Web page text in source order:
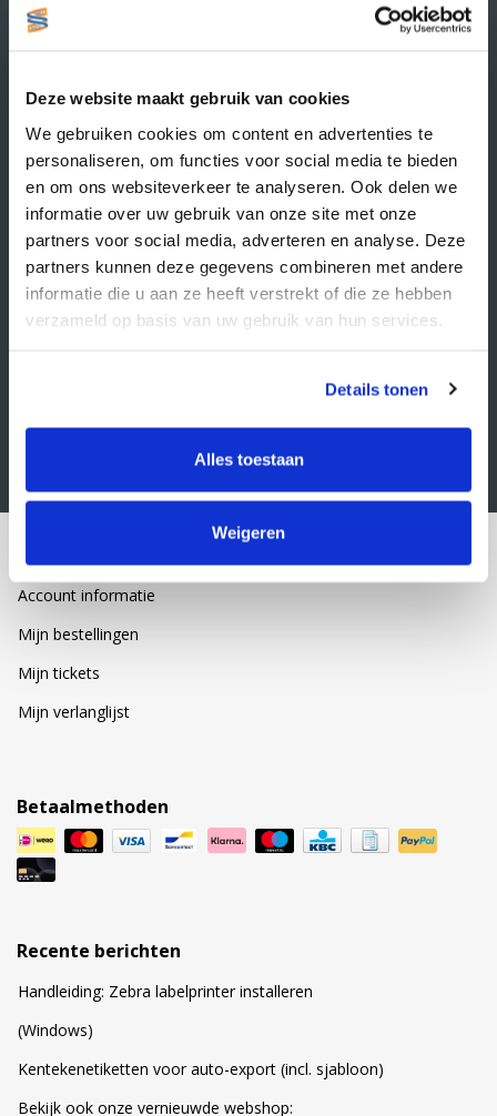
Deze website maakt gebruik van cookies
We gebruiken cookies om content en advertenties te
personaliseren, om functies voor social media te bieden
en om ons websiteverkeer te analyseren. Ook delen we
informatie over uw gebruik van onze site met onze
partners voor social media, adverteren en analyse. Deze
partners kunnen deze gegevens combineren met andere
informatie die u aan ze heeft verstrekt of die ze hebben
verzameld op basis van uw gebruik van hun services.
Details tonen
Alles toestaan
Weigeren
Klantenservice
Over Supply Service B.V.
Veelgestelde vragen
Retourbeleid
Algemene voorwaarden
Privacy statement
Klacht indienen
Nieuwsbrief
Account informatie
Mijn bestellingen
Mijn tickets
Mijn verlanglijst
Betaalmethoden
Recente berichten
Handleiding: Zebra labelprinter installeren
(Windows)
Kentekenetiketten voor auto-export (incl. sjabloon)
Bekijk ook onze vernieuwde webshop: